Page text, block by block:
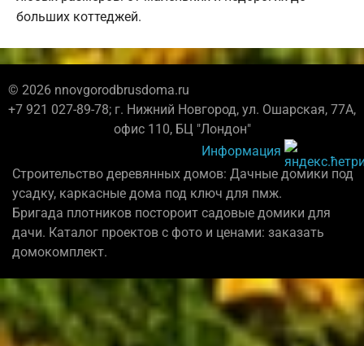
больших коттеджей.
© 2026 nnovgorodbrusdoma.ru
+7 921 027-89-78; г. Нижний Новгород, ул. Ошарская, 77А,
офис 110, БЦ "Лондон"
Информация
Строительство деревянных домов: Дачные домики под
усадку, каркасные дома под ключ для пмж.
Бригада плотников постороит садовые домики для
дачи. Каталог проектов с фото и ценами: заказать
домокомплект.